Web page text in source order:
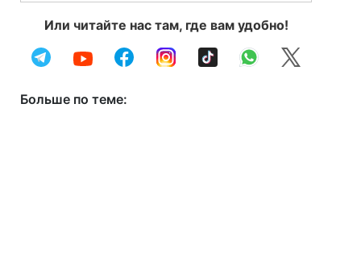
Или читайте нас там, где вам удобно!
Больше по теме: